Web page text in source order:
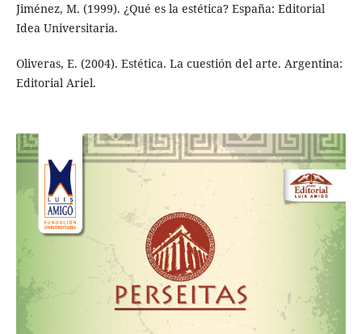
Jiménez, M. (1999). ¿Qué es la estética? España: Editorial
Idea Universitaria.
Oliveras, E. (2004). Estética. La cuestión del arte. Argentina:
Editorial Ariel.